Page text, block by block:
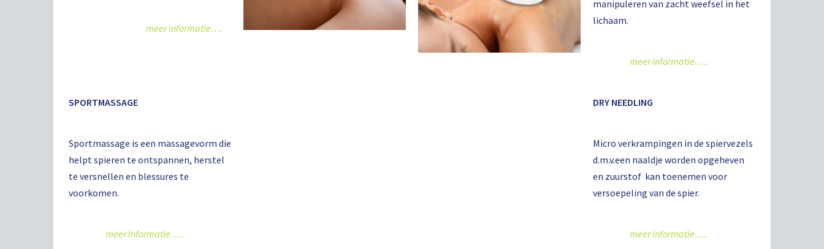
meer informatie….
manipuleren van zacht weefsel in het
lichaam.
meer informatie…..
SPORTMASSAGE
Sportmassage is een massagevorm die
helpt spieren te ontspannen, herstel
te versnellen en blessures te
voorkomen.
meer informatie…..
DRY NEEDLING
Micro verkrampingen in de spiervezels
d.m.v.een naaldje worden opgeheven
en zuurstof kan toenemen voor
versoepeling van de spier.
meer informatie…..